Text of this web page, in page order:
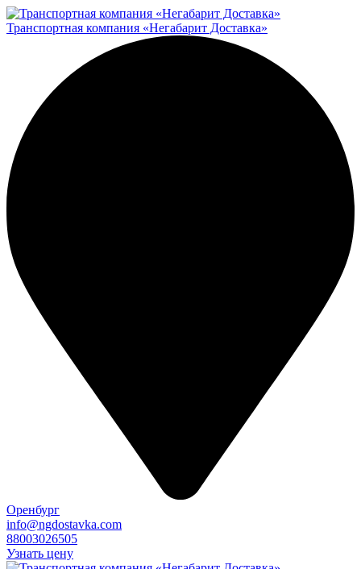
Транспортная компания «Негабарит Доставка»
Оренбург
info@ngdostavka.com
88003026505
Узнать цену